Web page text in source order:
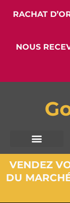
RACHAT
NOUS
VENDEZ
DU